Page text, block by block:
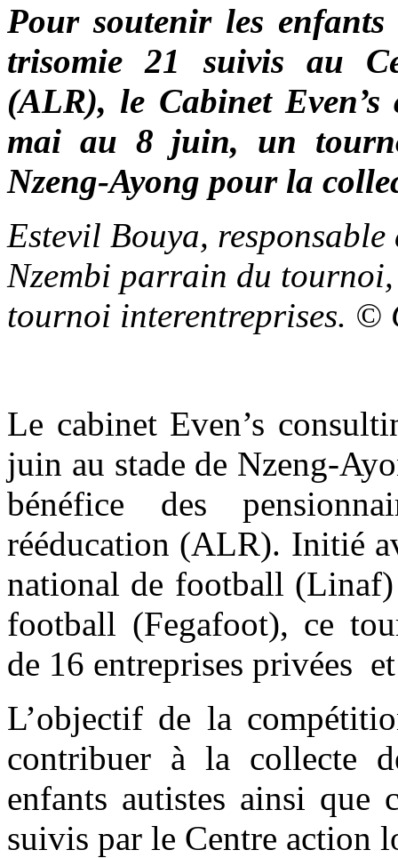
Pour soutenir les
trisomie 21 suivis au
(ALR), le Cabinet
mai au 8 juin, un
Nzeng-Ayong pour la
Estevil Bouya,
Nzembi parrain du
tournoi interentreprises. ©
Le cabinet Even’s
juin au stade de Nzeng-
bénéfice des
rééducation (ALR). Initié
national de football (Linaf)
football (Fegafoot), ce
de 16 entreprises privées
L’objectif de la
contribuer à la collecte
enfants autistes ainsi
suivis par le Centre action